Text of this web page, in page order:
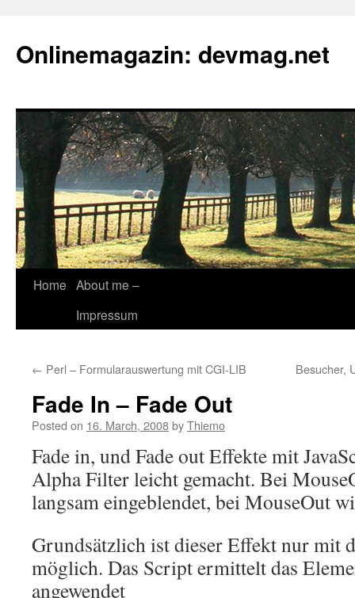
Onlinemagazin: devmag.net
Skip
Home About me –
Impressum
← Perl – Formularauswertung mit CGI-LIB Besucher,
Fade In – Fade Out
Posted on 16. March, 2008byThiemo
Fade in, und Fade out Effekte mit
Alpha Filter leicht gemacht. Bei
langsam eingeblendet, bei MouseOut
Grundsätzlich ist dieser Effekt nur mit
möglich. Das Script ermittelt das
angewendet